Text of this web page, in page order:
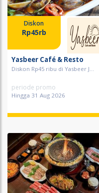
Diskon
Rp45rb
Yasbeer Café & Resto
Diskon Rp45 ribu di Yasbeer J...
periode promo
Hingga 31 Aug 2026